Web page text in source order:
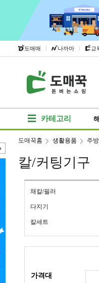
도매매 | 나까마 | 교
카테고리
도매꾹홈 생활용품 주
칼/커팅기구
채칼/필러
다지기
칼세트
가격대